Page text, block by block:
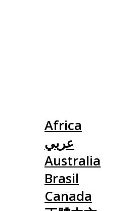
Africa
عربي
Australia
Brasil
Canada